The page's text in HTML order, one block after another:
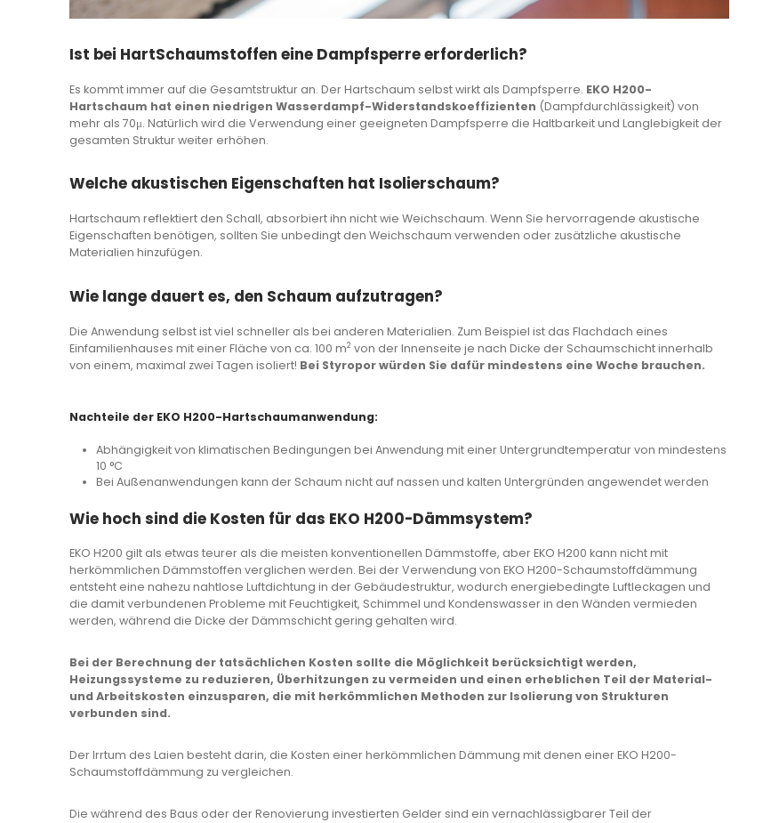
Ist bei HartSchaumstoffen eine Dampfsperre erforderlich?
Es kommt immer auf die Gesamtstruktur an. Der Hartschaum selbst wirkt als Dampfsperre. EKO H200-
Hartschaum hat einen niedrigen Wasserdampf-Widerstandskoeffizienten (Dampfdurchlässigkeit) von
mehr als 70μ. Natürlich wird die Verwendung einer geeigneten Dampfsperre die Haltbarkeit und Langlebigkeit der
gesamten Struktur weiter erhöhen.
Welche akustischen Eigenschaften hat Isolierschaum?
Hartschaum reflektiert den Schall, absorbiert ihn nicht wie Weichschaum. Wenn Sie hervorragende akustische
Eigenschaften benötigen, sollten Sie unbedingt den Weichschaum verwenden oder zusätzliche akustische
Materialien hinzufügen.
Wie lange dauert es, den Schaum aufzutragen?
Die Anwendung selbst ist viel schneller als bei anderen Materialien. Zum Beispiel ist das Flachdach eines
Einfamilienhauses mit einer Fläche von ca. 100 m2 von der Innenseite je nach Dicke der Schaumschicht innerhalb
von einem, maximal zwei Tagen isoliert! Bei Styropor würden Sie dafür mindestens eine Woche brauchen.
Nachteile der EKO H200-Hartschaumanwendung:
Abhängigkeit von klimatischen Bedingungen bei Anwendung mit einer Untergrundtemperatur von mindestens
10 °C
Bei Außenanwendungen kann der Schaum nicht auf nassen und kalten Untergründen angewendet werden
Wie hoch sind die Kosten für das EKO H200-Dämmsystem?
EKO H200 gilt als etwas teurer als die meisten konventionellen Dämmstoffe, aber EKO H200 kann nicht mit
herkömmlichen Dämmstoffen verglichen werden. Bei der Verwendung von EKO H200-Schaumstoffdämmung
entsteht eine nahezu nahtlose Luftdichtung in der Gebäudestruktur, wodurch energiebedingte Luftleckagen und
die damit verbundenen Probleme mit Feuchtigkeit, Schimmel und Kondenswasser in den Wänden vermieden
werden, während die Dicke der Dämmschicht gering gehalten wird.
Bei der Berechnung der tatsächlichen Kosten sollte die Möglichkeit berücksichtigt werden,
Heizungssysteme zu reduzieren, Überhitzungen zu vermeiden und einen erheblichen Teil der Material-
und Arbeitskosten einzusparen, die mit herkömmlichen Methoden zur Isolierung von Strukturen
verbunden sind.
Der Irrtum des Laien besteht darin, die Kosten einer herkömmlichen Dämmung mit denen einer EKO H200-
Schaumstoffdämmung zu vergleichen.
Die während des Baus oder der Renovierung investierten Gelder sind ein vernachlässigbarer Teil der